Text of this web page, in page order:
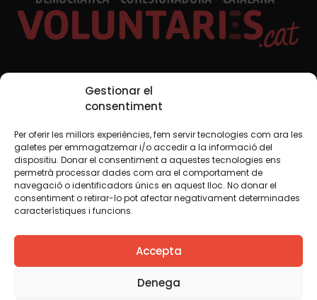
Gestionar el
consentiment
Per oferir les millors experiències, fem servir tecnologies com ara les
galetes per emmagatzemar i/o accedir a la informació del
dispositiu. Donar el consentiment a aquestes tecnologies ens
permetrà processar dades com ara el comportament de
navegació o identificadors únics en aquest lloc. No donar el
consentiment o retirar-lo pot afectar negativament determinades
característiques i funcions.
Accepta
Denega
Xarxes Socials
TWT YTB IG FB IN
Avís legalPolítica de cookies
Creiem que el coneixement s’ha de compartir. Per això
fem servir una llicència Creative Commons, llevat que en
algun material indiquem el contrari. Us animem a copiar,
redistribuir, remesclar o transformar i crear els continguts